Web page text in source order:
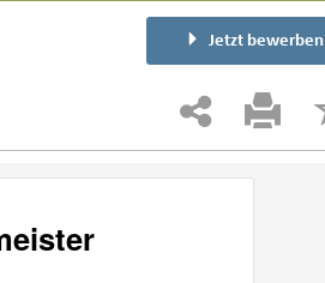
Jetzt bewerben